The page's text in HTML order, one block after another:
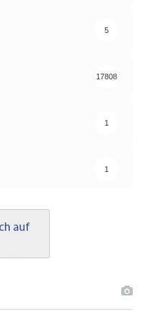
5
17808
1
1